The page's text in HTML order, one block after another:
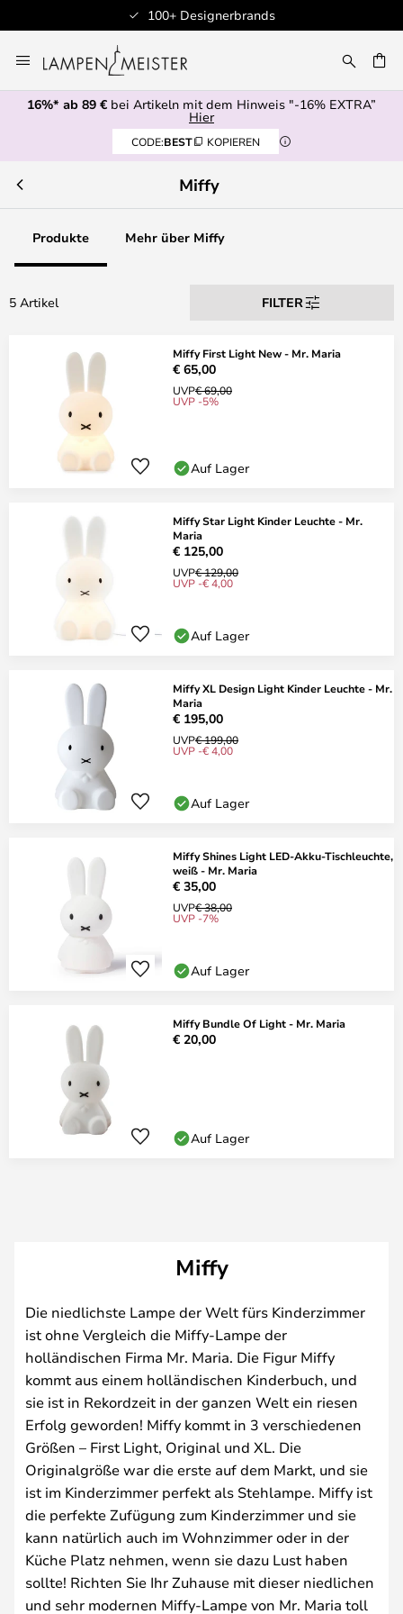
100+ Designerbrands
Inhalt
springen
16%* ab 89 € bei Artikeln mit dem Hinweis "-16% EXTRA”
Hier
CODE:BEST KOPIEREN
Miffy
Produkte Mehr über Miffy
5 Artikel FILTER
Miffy First Light New - Mr. Maria
€ 65,00
UVP€ 69,00
UVP -5%
Auf Lager
Miffy Star Light Kinder Leuchte - Mr.
Maria
€ 125,00
UVP€ 129,00
UVP -€ 4,00
Auf Lager
Miffy XL Design Light Kinder Leuchte - Mr.
Maria
€ 195,00
UVP€ 199,00
UVP -€ 4,00
Auf Lager
Miffy Shines Light LED-Akku-Tischleuchte,
weiß - Mr. Maria
€ 35,00
UVP€ 38,00
UVP -7%
Auf Lager
Miffy Bundle Of Light - Mr. Maria
€ 20,00
Auf Lager
Miffy
Die niedlichste Lampe der Welt fürs Kinderzimmer
ist ohne Vergleich die Miffy-Lampe der
holländischen Firma Mr. Maria. Die Figur Miffy
kommt aus einem holländischen Kinderbuch, und
sie ist in Rekordzeit in der ganzen Welt ein riesen
Erfolg geworden! Miffy kommt in 3 verschiedenen
Größen – First Light, Original und XL. Die
Originalgröße war die erste auf dem Markt, und sie
ist im Kinderzimmer perfekt als Stehlampe. Miffy ist
die perfekte Zufügung zum Kinderzimmer und sie
kann natürlich auch im Wohnzimmer oder in der
Küche Platz nehmen, wenn sie dazu Lust haben
sollte! Richten Sie Ihr Zuhause mit dieser niedlichen
und sehr modernen Miffy-Lampe von Mr. Maria toll